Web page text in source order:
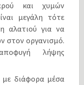
και χυμών
μεγάλη τότε
αλατιού για να
στον οργανισμό.
λήψης
διάφορα μέσα